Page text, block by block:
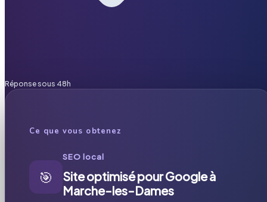
Réponse sous 48h
Ce que vous obtenez
🎯
SEO local
Site optimisé pour Google à
Marche-les-Dames